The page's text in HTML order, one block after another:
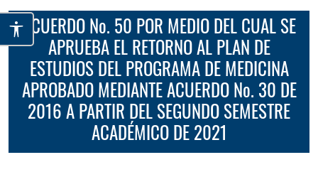
ACUERDO No. 50 POR MEDIO DEL CUAL SE
APRUEBA EL RETORNO AL PLAN DE
ESTUDIOS DEL PROGRAMA DE MEDICINA
APROBADO MEDIANTE ACUERDO No. 30 DE
2016 A PARTIR DEL SEGUNDO SEMESTRE
ACADÉMICO DE 2021